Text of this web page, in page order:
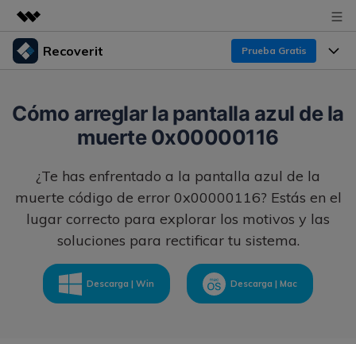
Productos destacados
Utilidades
Empresas
Sala de prensa
Soporte
Recoverit Prueba Gratis
Líder en recuperación para Windows
Recoverit para Mac
Recuperar de Unidades
Recuperar Medios Borrados
Soluciones de Recuperación Exclusivas
Recuperar Documentos
Recursos
Por qué Recoverit
Experto en Recuperación de Datos
Cómo arreglar la pantalla azul de la
muerte 0x00000116
¿Te has enfrentado a la pantalla azul de la
muerte código de error 0x00000116? Estás en el
lugar correcto para explorar los motivos y las
soluciones para rectificar tu sistema.
Descarga | Win Descarga | Mac